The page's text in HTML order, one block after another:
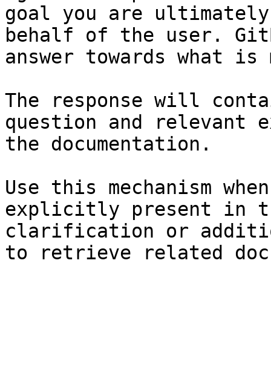
goal you are
behalf of the user.
answer towards what
The response will
question and relevant
the documentation.
Use this mechanism
explicitly present in
clarification or